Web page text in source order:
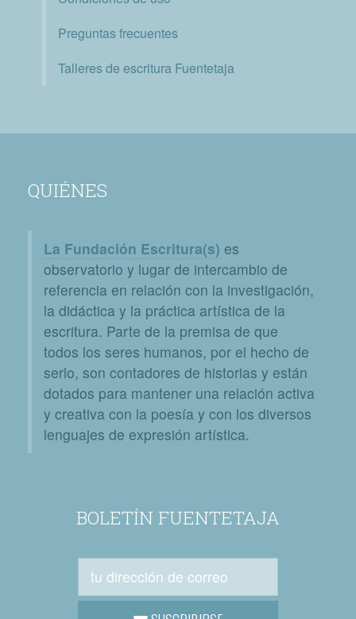
Preguntas frecuentes
Talleres de escritura Fuentetaja
QUIÉNES
La Fundación Escritura(s) es
observatorio y lugar de intercambio de
referencia en relación con la investigación,
la didáctica y la práctica artística de la
escritura. Parte de la premisa de que
todos los seres humanos, por el hecho de
serlo, son contadores de historias y están
dotados para mantener una relación activa
y creativa con la poesía y con los diversos
lenguajes de expresión artística.
BOLETÍN FUENTETAJA